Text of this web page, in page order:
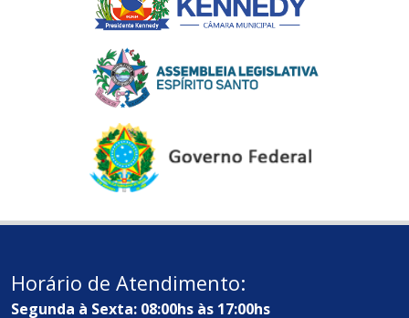
Horário de Atendimento:
Segunda à Sexta: 08:00hs às 17:00hs